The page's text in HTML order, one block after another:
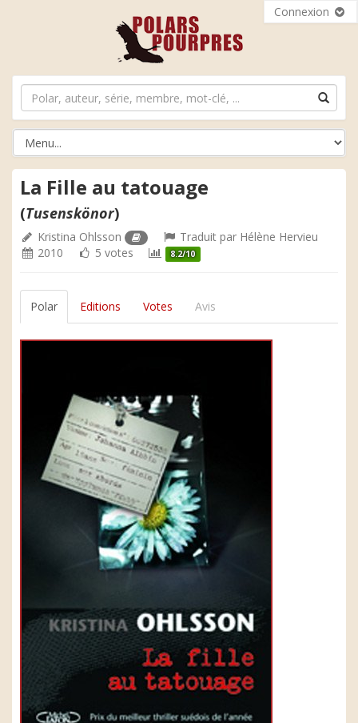
Connexion
La Fille au tatouage
(Tusenskönor)
Kristina Ohlsson Traduit par Hélène Hervieu
2010
5 votes 8.2/10
Polar Editions Votes Avis